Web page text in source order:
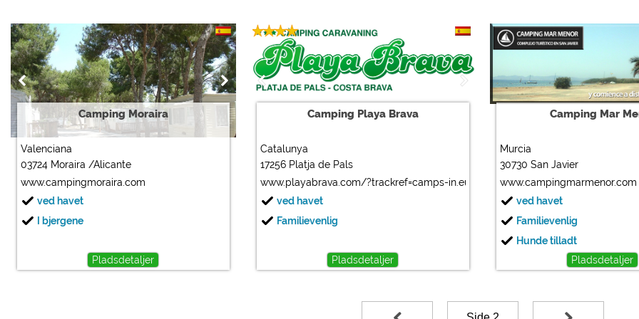
Camping Moraira
Valenciana
03724 Moraira /Alicante
www.campingmoraira.com
ved havet
I bjergene
Pladsdetaljer
Camping Playa Brava
Catalunya
17256 Platja de Pals
www.playabrava.com/?trackref=camps-in.eu
ved havet
Familievenlig
Pladsdetaljer
Camping Mar
Murcia
30730 San Javier
www.campingmarmenor.com
ved havet
Familievenlig
Hunde tilladt
Pladsdetaljer